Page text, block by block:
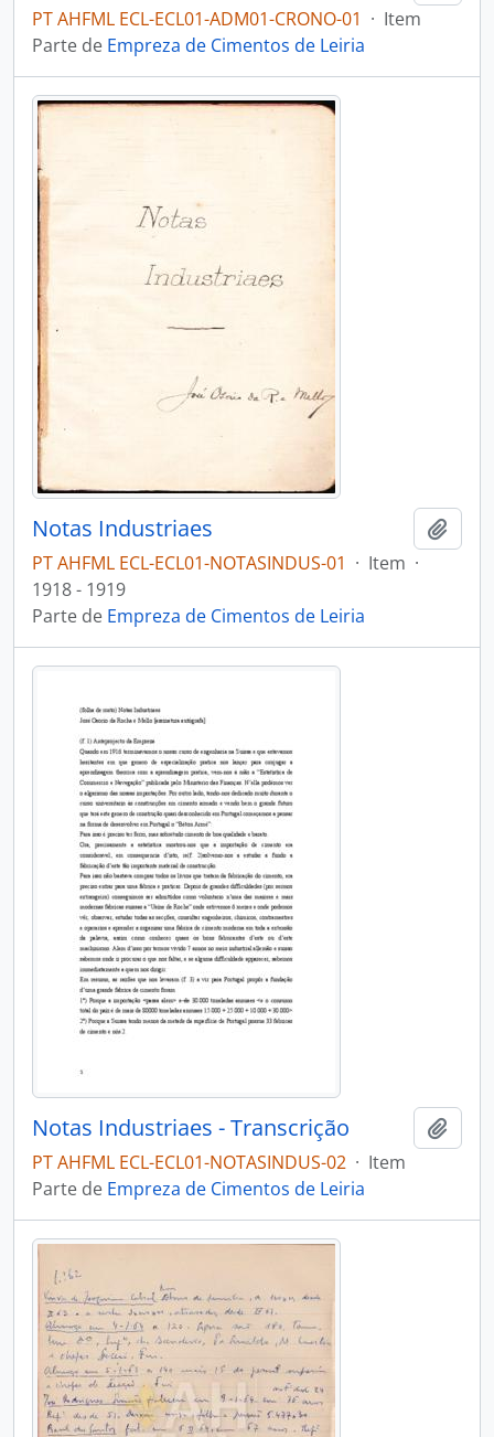
PT AHFML ECL-ECL01-ADM01-CRONO-01 · Item
Parte de Empreza de Cimentos de Leiria
Notas Industriaes
PT AHFML ECL-ECL01-NOTASINDUS-01 · Item ·
1918 - 1919
Parte de Empreza de Cimentos de Leiria
Notas Industriaes - Transcrição
PT AHFML ECL-ECL01-NOTASINDUS-02 · Item
Parte de Empreza de Cimentos de Leiria